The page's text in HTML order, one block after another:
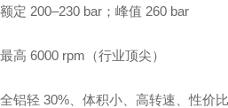
定 200–230 bar；峰值 260 bar
高 6000 rpm（行业顶尖）
铝轻 30%、体积小、高转速、性价